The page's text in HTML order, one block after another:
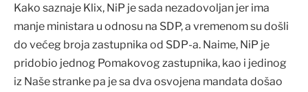
Kako saznaje Klix, NiP je sada nezadovoljan jer ima
manje ministara u odnosu na SDP, a vremenom su došli
do većeg broja zastupnika od SDP-a. Naime, NiP je
pridobio jednog Pomakovog zastupnika, kao i jedinog
iz Naše stranke pa je sa dva osvojena mandata došao